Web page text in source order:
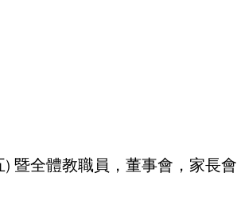
暨全體教職員，董事會，家長會